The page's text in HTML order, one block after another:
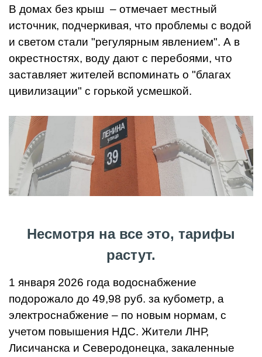
В домах без крыш – отмечает местный
источник, подчеркивая, что проблемы с водой
и светом стали "регулярным явлением". А в
окрестностях, воду дают с перебоями, что
заставляет жителей вспоминать о "благах
цивилизации" с горькой усмешкой.
Несмотря на все это, тарифы
растут.
1 января 2026 года водоснабжение
подорожало до 49,98 руб. за кубометр, а
электроснабжение – по новым нормам, с
учетом повышения НДС. Жители ЛНР,
Лисичанска и Северодонецка, закаленные